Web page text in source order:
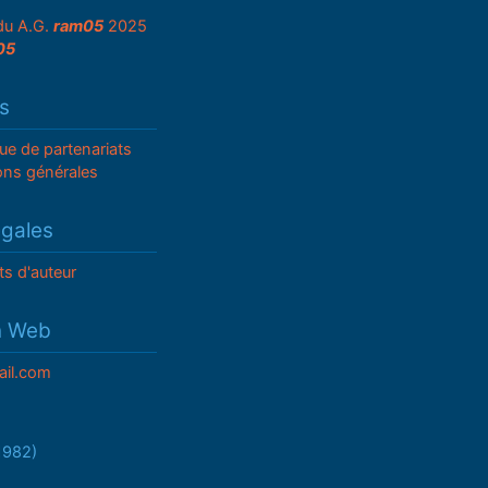
A.G. ram052025
de partenariats
générales
d'auteur
Web